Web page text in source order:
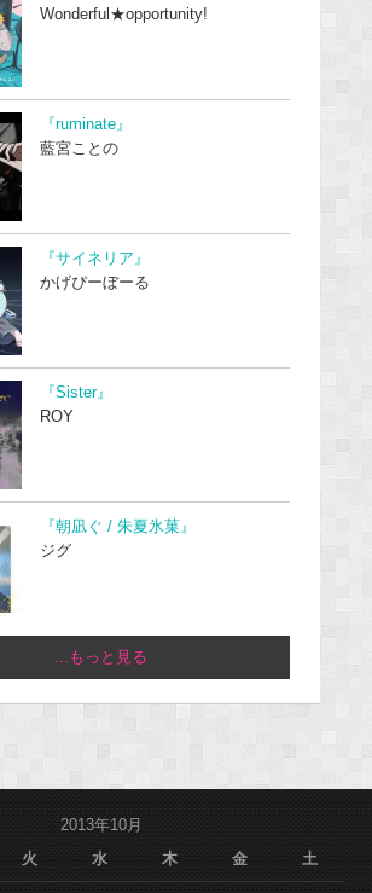
Wonderful★opportunity!
『ruminate』
藍宮ことの
『サイネリア』
かげぴーぼーる
『Sister』
ROY
『朝凪ぐ / 朱夏氷菓』
ジグ
...もっと見る
2013年10月
火 水 木 金 土